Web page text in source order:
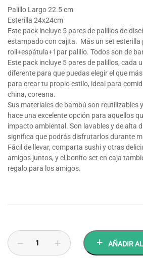
Palillo Largo 22.5 cm
Esterilla 24x24cm
Este pack incluye 5 pares de palillos de
estampado con cajita. Más un set esterilla
roll+espátula+1par palillo. Todos son de
Este pack incluye 5 pares de palillos, cada
diferente para que puedas elegir el que
para crear tu propio estilo, ideal para
china, coreana.
Sus materiales de bambú son reutilizables
hace una excelente opción para aquellos
impacto ambiental. Son lavables y de alta
significa que podrás disfrutarlos durante
Fácil de llevar, comparta sushi y otras
amigos juntos, y el bonito set en caja
regalo para los amigos.
AÑADIR